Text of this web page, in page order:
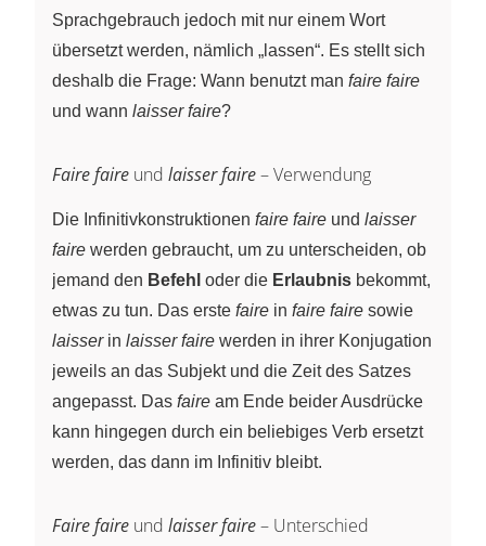
Sprachgebrauch jedoch mit nur einem Wort
übersetzt werden, nämlich „lassen“. Es stellt sich
deshalb die Frage: Wann benutzt man faire faire
und wann laisser faire?
Faire faire und laisser faire– Verwendung
Die Infinitivkonstruktionen faire faire und laisser
faire werden gebraucht, um zu unterscheiden, ob
jemand den Befehl oder die Erlaubnis bekommt,
etwas zu tun. Das erste faire in faire faire sowie
laisserin laisser faire werden in ihrer Konjugation
jeweils an das Subjekt und die Zeit des Satzes
angepasst. Das faire am Ende beider Ausdrücke
kann hingegen durch ein beliebiges Verb ersetzt
werden, das dann im Infinitiv bleibt.
Faire faire und laisser faire– Unterschied